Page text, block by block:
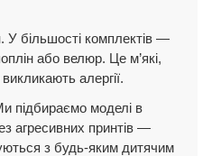
. У більшості комплектів —
або велюр. Це м’які,
алергії.
підбираємо моделі в
агресивних принтів —
з будь-яким дитячим